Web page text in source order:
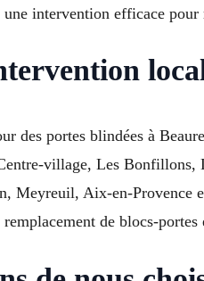
une intervention efficace
des portes blindées à
village, Les Bonfillons,
Meyreuil, Aix-en-Provence
de blocs-